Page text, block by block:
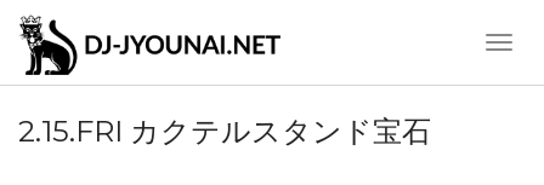
Toggle
2.15.FRI カクテルスタンド宝石